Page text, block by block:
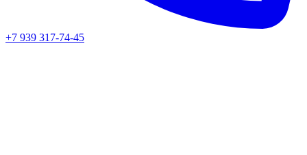
+7 939 317-74-45